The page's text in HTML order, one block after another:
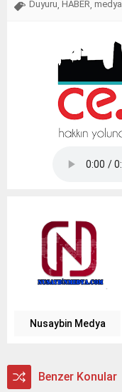
Duyuru HABER medya
Nusaybin Medya
Benzer Konular